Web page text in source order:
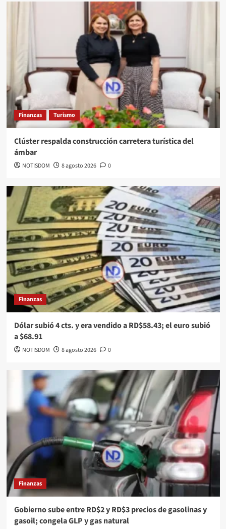
Finanzas Turismo
Clúster respalda construcción carretera turística del
ámbar
NOTISDOM 8 agosto 2026 0
Finanzas
Dólar subió 4 cts. y era vendido a RD$58.43; el euro subió
a $68.91
NOTISDOM 8 agosto 2026 0
Finanzas
Gobierno sube entre RD$2 y RD$3 precios de gasolinas y
gasoil; congela GLP y gas natural